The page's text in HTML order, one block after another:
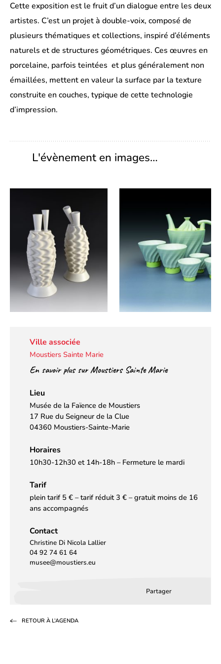
Cette exposition est le fruit d’un dialogue entre les deux
artistes. C’est un projet à double-voix, composé de
plusieurs thématiques et collections, inspiré d’éléments
naturels et de structures géométriques. Ces œuvres en
porcelaine, parfois teintées et plus généralement non
émaillées, mettent en valeur la surface par la texture
construite en couches, typique de cette technologie
d’impression.
L'évènement en images…
Ville associée
Moustiers Sainte Marie
En savoir plus sur Moustiers Sainte Marie
Lieu
Musée de la Faïence de Moustiers
17 Rue du Seigneur de la Clue
04360 Moustiers-Sainte-Marie
Horaires
10h30-12h30 et 14h-18h – Fermeture le mardi
Tarif
plein tarif 5 € – tarif réduit 3 € – gratuit moins de 16
ans accompagnés
Contact
Christine Di Nicola Lallier
04 92 74 61 64
musee@moustiers.eu
Partager
RETOUR À L’AGENDA